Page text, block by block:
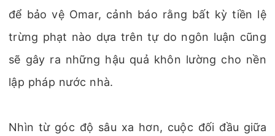
để bảo vệ Omar, cảnh báo rằng bất kỳ tiền lệ
trừng phạt nào dựa trên tự do ngôn luận cũng
sẽ gây ra những hậu quả khôn lường cho nền
lập pháp nước nhà.
Nhìn từ góc độ sâu xa hơn, cuộc đối đầu giữa